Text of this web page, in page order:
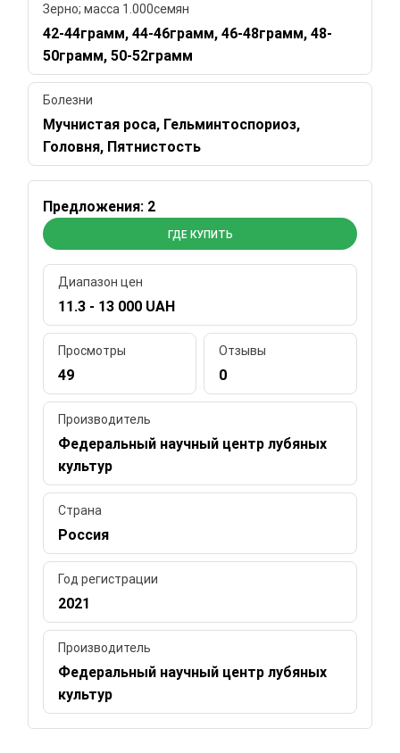
Зерно; масса 1.000семян
42-44грамм, 44-46грамм, 46-48грамм, 48-
50грамм, 50-52грамм
Болезни
Мучнистая роса, Гельминтоспориоз,
Головня, Пятнистость
Предложения: 2
ГДЕ КУПИТЬ
Диапазон цен
11.3 - 13 000 UAH
Просмотры
49
Отзывы
0
Производитель
Федеральный научный центр лубяных
культур
Страна
Россия
Год регистрации
2021
Производитель
Федеральный научный центр лубяных
культур